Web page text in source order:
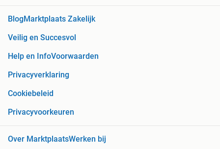
BlogMarktplaats Zakelijk
Veilig en Succesvol
Help en InfoVoorwaarden
Privacyverklaring
Cookiebeleid
Privacyvoorkeuren
Over MarktplaatsWerken bij